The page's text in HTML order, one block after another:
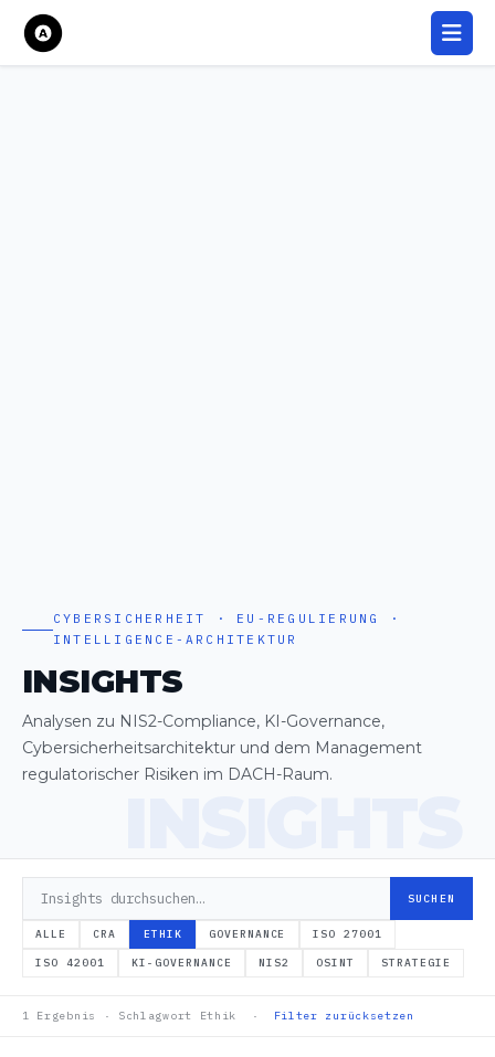
CYBERSICHERHEIT · EU-REGULIERUNG ·
INTELLIGENCE-ARCHITEKTUR
INSIGHTS
Analysen zu NIS2-Compliance, KI-Governance,
Cybersicherheitsarchitektur und dem Management
regulatorischer Risiken im DACH-Raum.
SUCHEN
ALLE CRA ETHIK GOVERNANCE
ISO 27001
ISO 42001
KI-GOVERNANCE NIS2 OSINT STRATEGIE
1 Ergebnis · Schlagwort Ethik · Filter zurücksetzen